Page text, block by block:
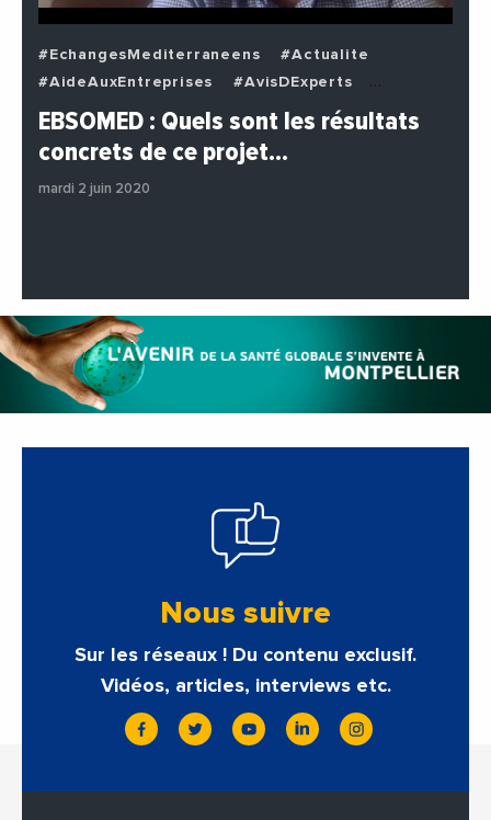
#EchangesMediterraneens
#Actualite
#AideAuxEntreprises
#AvisDExperts
#BuzzNews
#Decideurs
#Entreprises
#Institutions
EBSOMED : Quels sont les résultats
concrets de ce projet…
mardi 2 juin 2020
Nous suivre
Sur les réseaux ! Du contenu exclusif.
Vidéos, articles, interviews etc.